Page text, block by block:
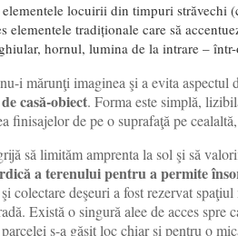
elementele locuirii din timpuri străvechi
elementele tradiționale care să
hornul, lumina de la intrare –
i mărunţi imaginea şi a evita aspectul
casă-obiect. Forma este simplă,
finisajelor de pe o suprafaţă pe
să limităm amprenta la sol şi să
a terenului pentru a permite
colectare deşeuri a fost rezervat
Există o singură alee de acces
s-a găsit loc chiar şi pentru o